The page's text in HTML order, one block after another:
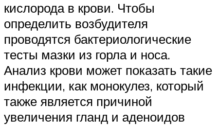
кислорода в крови. Чтобы
определить возбудителя
проводятся бактериологические
тесты мазки из горла и носа.
Анализ крови может показать такие
инфекции, как монокулез, который
также является причиной
увеличения гланд и аденоидов